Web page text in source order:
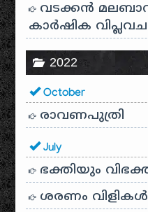
വടക്കൻ
കാർഷിക
2022
October
രാവണപുത്രി
July
ഭക്തിയും
ശരണം വിളികൾ